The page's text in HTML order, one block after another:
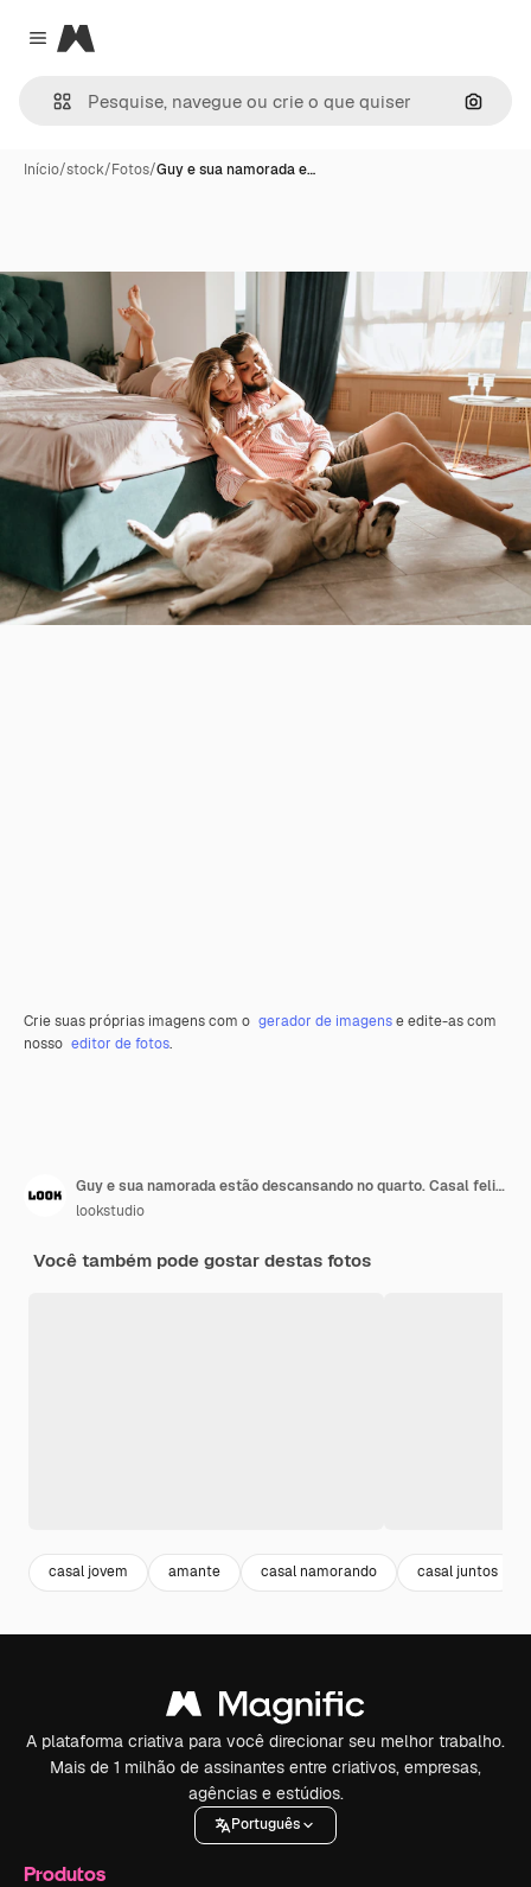
Close menu
Magnific
Início/stock/Fotos/Guy e sua namorada e…
Crie suas próprias imagens com o gerador de imagense edite-as com
nosso editor de fotos.
Guy e sua namorada estão descansando no quarto. Casal feliz olhando amorosamente para seu animal de estimação que quer brincar.
lookstudio
Você também pode gostar destas fotos
casal jovem amante casal namorando casal juntos
A plataforma criativa para você direcionar seu melhor trabalho.
Mais de 1 milhão de assinantes entre criativos, empresas,
agências e estúdios.
Português
Produtos